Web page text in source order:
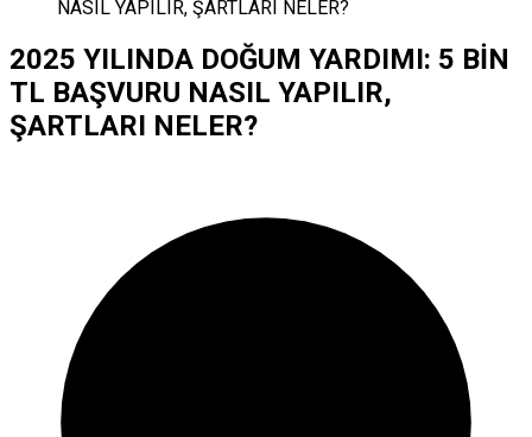
NASIL YAPILIR, ŞARTLARI NELER?
2025 YILINDA DOĞUM YARDIMI: 5 BİN
TL BAŞVURU NASIL YAPILIR,
ŞARTLARI NELER?